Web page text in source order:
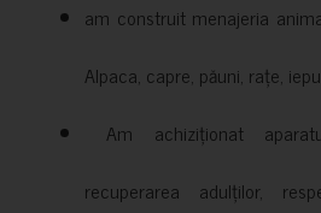
am construit menajeria
Alpaca, capre, păuni, rațe,
Am achiziționat
recuperarea adulților,